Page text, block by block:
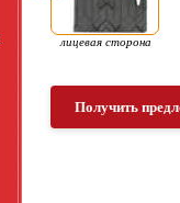
лицевая сторона
Получить